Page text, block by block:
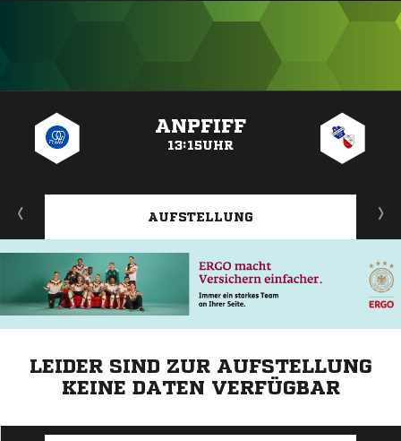
ANPFIFF
13:15UHR
AUFSTELLUNG
LEIDER SIND ZUR AUFSTELLUNG
KEINE DATEN VERFÜGBAR
ANZEIGE